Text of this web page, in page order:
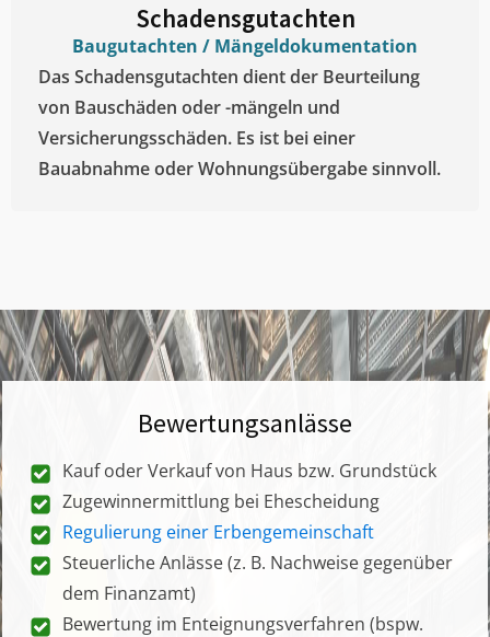
Schadensgutachten
Baugutachten / Mängeldokumentation
Das Schadensgutachten dient der Beurteilung
von Bauschäden oder -mängeln und
Versicherungsschäden. Es ist bei einer
Bauabnahme oder Wohnungsübergabe sinnvoll.
Bewertungsanlässe
Kauf oder Verkauf von Haus bzw. Grundstück
Zugewinnermittlung bei Ehescheidung
Regulierung einer Erbengemeinschaft
Steuerliche Anlässe (z. B. Nachweise gegenüber
dem Finanzamt)
Bewertung im Enteignungsverfahren (bspw.